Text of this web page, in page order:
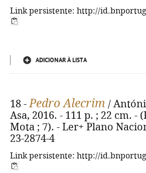
Link persistente: http://
ADICIONAR À LISTA
18 -Pedro Alecrim /
Asa, 2016. - 111 p. ; 22 cm.
Mota ; 7). - Ler+ Plano
23-2874-4
Link persistente: http://